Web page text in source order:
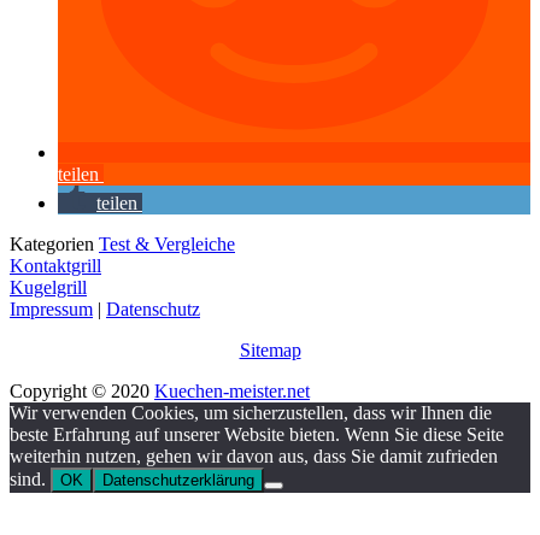
teilen
teilen
Kategorien Test & Vergleiche
Kontaktgrill
Kugelgrill
Impressum | Datenschutz
Sitemap
Copyright © 2020 Kuechen-meister.net
Wir verwenden Cookies, um sicherzustellen, dass wir Ihnen die
beste Erfahrung auf unserer Website bieten. Wenn Sie diese Seite
weiterhin nutzen, gehen wir davon aus, dass Sie damit zufrieden
sind.
OK Datenschutzerklärung